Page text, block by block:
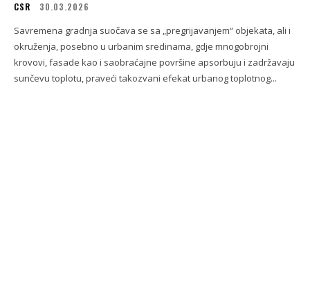
CSR 30.03.2026
Savremena gradnja suočava se sa „pregrijavanjem“ objekata, ali i
okruženja, posebno u urbanim sredinama, gdje mnogobrojni
krovovi, fasade kao i saobraćajne površine apsorbuju i zadržavaju
sunčevu toplotu, praveći takozvani efekat urbanog toplotnog...